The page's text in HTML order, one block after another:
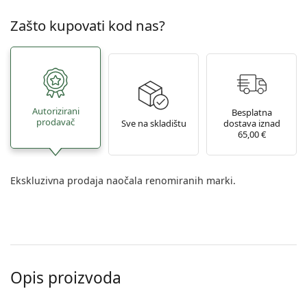
Zašto kupovati kod nas?
Autorizirani
prodavač
Sve na skladištu
Besplatna
dostava iznad
65,00 €
Ekskluzivna prodaja naočala renomiranih marki.
Opis proizvoda